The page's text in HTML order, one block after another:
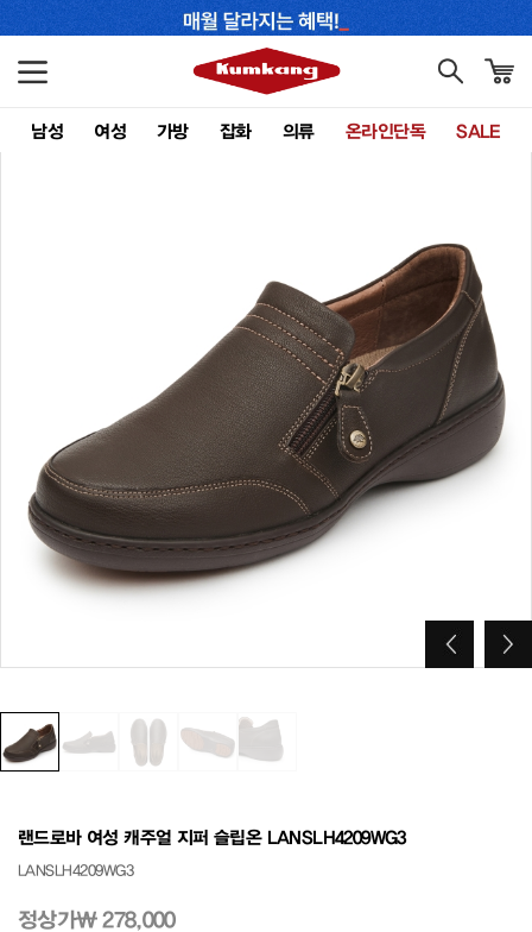
남성 여성 가방 잡화 의류 온라인단독 SALE
랜드로바 여성 캐주얼 지퍼 슬립온 LANSLH4209WG3
LANSLH4209WG3
정상가₩ 278,000